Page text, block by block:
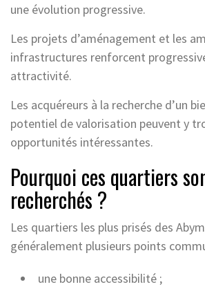
une évolution progressive.
Les projets d’aménagement et les
infrastructures renforcent
attractivité.
Les acquéreurs à la recherche d’un
potentiel de valorisation peuvent y
opportunités intéressantes.
Pourquoi ces quartiers
recherchés ?
Les quartiers les plus prisés des
généralement plusieurs points
une bonne accessibilité ;